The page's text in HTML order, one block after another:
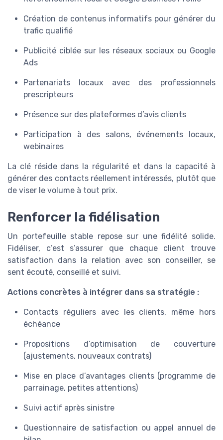
Création de contenus informatifs pour générer du
trafic qualifié
Publicité ciblée sur les réseaux sociaux ou Google
Ads
Partenariats locaux avec des professionnels
prescripteurs
Présence sur des plateformes d’avis clients
Participation à des salons, événements locaux,
webinaires
La clé réside dans la régularité et dans la capacité à
générer des contacts réellement intéressés, plutôt que
de viser le volume à tout prix.
Renforcer la fidélisation
Un portefeuille stable repose sur une fidélité solide.
Fidéliser, c’est s’assurer que chaque client trouve
satisfaction dans la relation avec son conseiller, se
sent écouté, conseillé et suivi.
Actions concrètes à intégrer dans sa stratégie :
Contacts réguliers avec les clients, même hors
échéance
Propositions d’optimisation de couverture
(ajustements, nouveaux contrats)
Mise en place d’avantages clients (programme de
parrainage, petites attentions)
Suivi actif après sinistre
Questionnaire de satisfaction ou appel annuel de